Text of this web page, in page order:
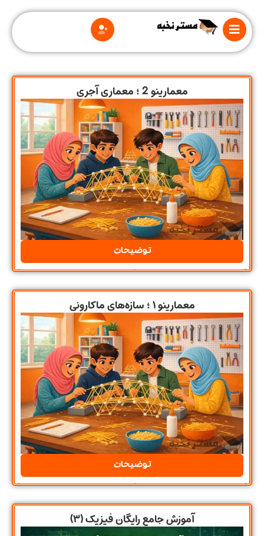
درباره
مقررات
معمارینو 2 ؛ معماری آجری
توضیحات
معمارینو ۱ ؛ سازه‌های ماکارونی
توضیحات
آموزش جامع رایگان فیزیک (۳)